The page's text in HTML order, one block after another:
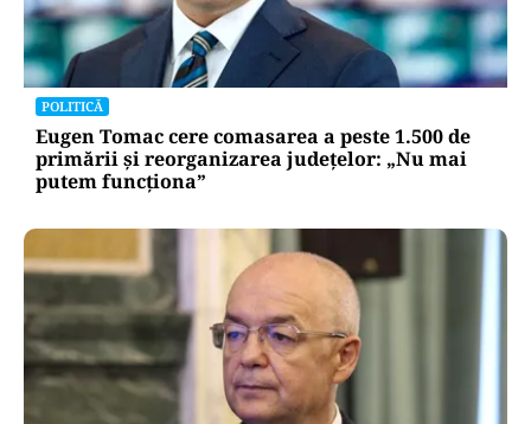
POLITICĂ
Eugen Tomac cere comasarea a peste 1.500 de
primării și reorganizarea județelor: „Nu mai
putem funcționa”